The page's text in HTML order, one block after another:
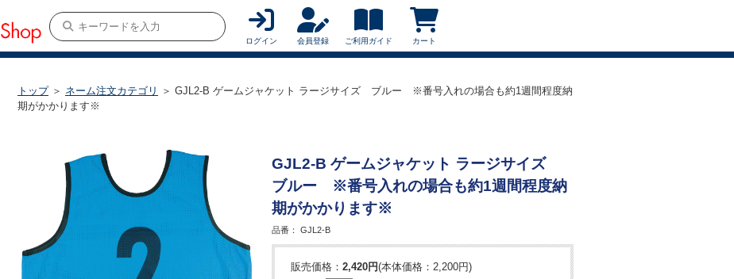
ログイン 会員登録 ご利用ガイド カート
トップ ＞ ネーム注文カテゴリ
＞ GJL2-B ゲームジャケット ラージサイズ ブルー ※番号入れの場合も約1週間程度納
期がかかります※
GJL2-B ゲームジャケット ラージサイズ
ブルー ※番号入れの場合も約1週間程度納
期がかかります※
品番： GJL2-B
販売価格： 2,420円(本体価格：2,200円)